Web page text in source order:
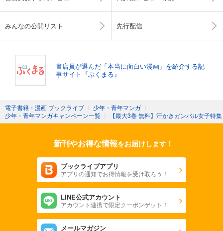
みんなの公開リスト 先行配信
書店員が選んだ「本当に面白い漫画」を紹介する記
事サイト『ぶくまる』
電子書籍・漫画 ブックライブ 〉 少年・青年マンガ 〉
少年・青年マンガキャンペーン一覧 〉 【最大3巻 無料】汗かきガンバル女子特集
新刊やお得な情報をお届けします！
ブックライブアプリ
アプリの通知でお得情報を受け取ろう！
LINE公式アカウント
アカウント連携で限定クーポンゲット！
メールマガジン